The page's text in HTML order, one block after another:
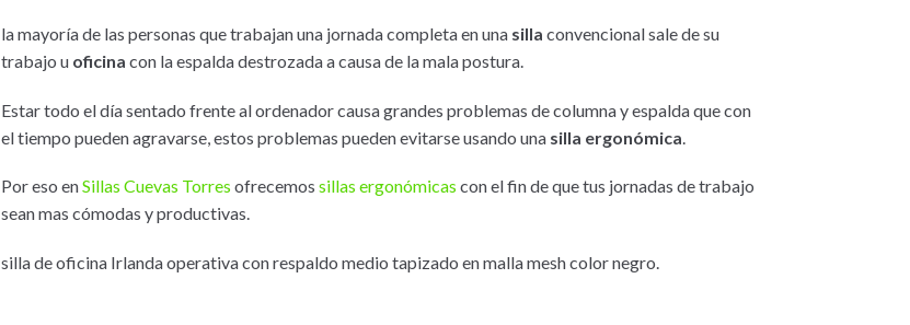
la mayoría de las personas que trabajan una jornada completa en una silla convencional sale de su
trabajo u oficina con la espalda destrozada a causa de la mala postura.
Estar todo el día sentado frente al ordenador causa grandes problemas de columna y espalda que con
el tiempo pueden agravarse, estos problemas pueden evitarse usando una silla ergonómica.
Por eso enSillas Cuevas Torres ofrecemossillas ergonómicas con el fin de que tus jornadas de trabajo
sean mas cómodas y productivas.
silla de oficina Irlanda operativa con respaldo medio tapizado en malla mesh color negro.